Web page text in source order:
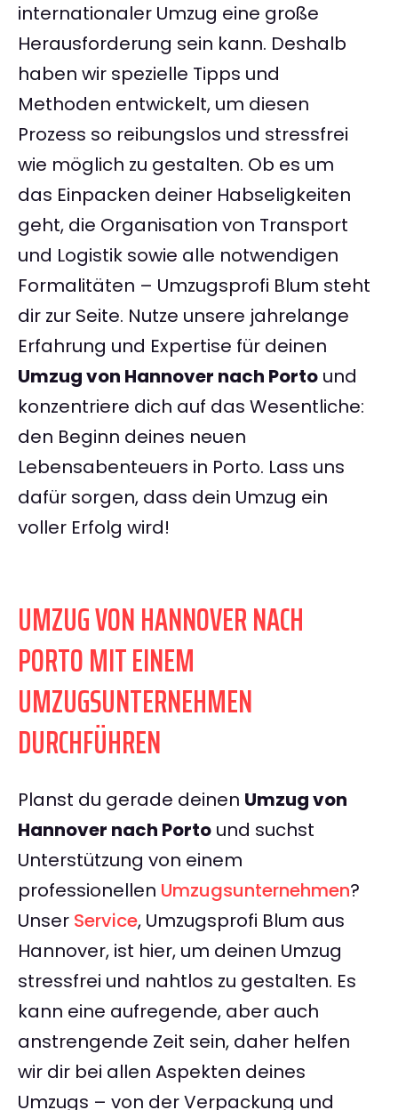
internationaler Umzug eine große
Herausforderung sein kann. Deshalb
haben wir spezielle Tipps und
Methoden entwickelt, um diesen
Prozess so reibungslos und stressfrei
wie möglich zu gestalten. Ob es um
das Einpacken deiner Habseligkeiten
geht, die Organisation von Transport
und Logistik sowie alle notwendigen
Formalitäten – Umzugsprofi Blum steht
dir zur Seite. Nutze unsere jahrelange
Erfahrung und Expertise für deinen
Umzug von Hannover nach Porto und
konzentriere dich auf das Wesentliche:
den Beginn deines neuen
Lebensabenteuers in Porto. Lass uns
dafür sorgen, dass dein Umzug ein
voller Erfolg wird!
UMZUG VON HANNOVER NACH
PORTO MIT EINEM
UMZUGSUNTERNEHMEN
DURCHFÜHREN
Planst du gerade deinen Umzug von
Hannover nach Porto und suchst
Unterstützung von einem
professionellen Umzugsunternehmen?
Unser Service, Umzugsprofi Blum aus
Hannover, ist hier, um deinen Umzug
stressfrei und nahtlos zu gestalten. Es
kann eine aufregende, aber auch
anstrengende Zeit sein, daher helfen
wir dir bei allen Aspekten deines
Umzugs – von der Verpackung und